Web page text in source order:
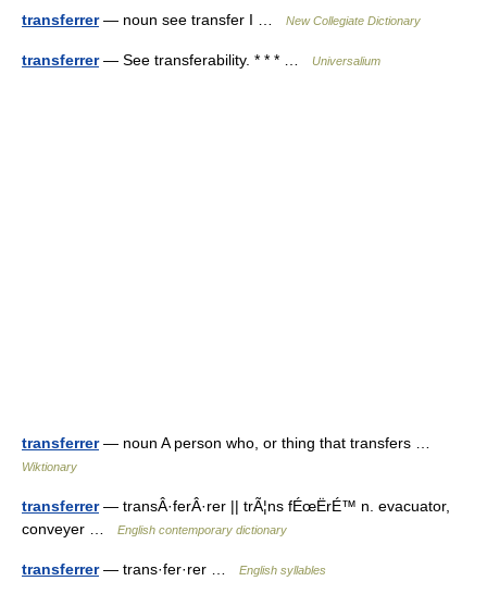
transferrer— noun see transfer I … New Collegiate Dictionary
transferrer— See transferability. * * * … Universalium
transferrer— noun A person who, or thing that transfers …
Wiktionary
transferrer— transÂ·ferÂ·rer || trÃ¦ns fÉœËrÉ™ n. evacuator,
conveyer …
English contemporary dictionary
transferrer— trans·fer·rer … English syllables